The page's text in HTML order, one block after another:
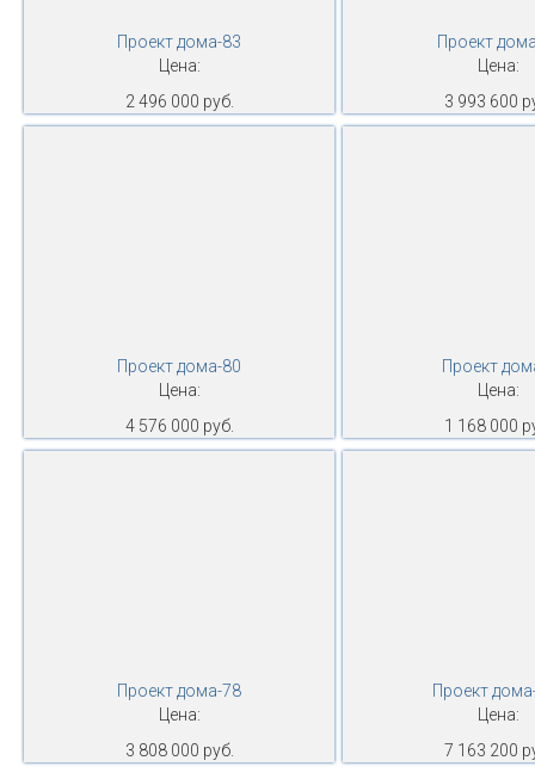
Проект дома-83
Цена:
2 496 000 руб.
Проект
Цена:
3 993 600
Проект дома-80
Цена:
4 576 000 руб.
Проект
Цена:
1 168 000
Проект дома-78
Цена:
3 808 000 руб.
Проект
Цена:
7 163 200